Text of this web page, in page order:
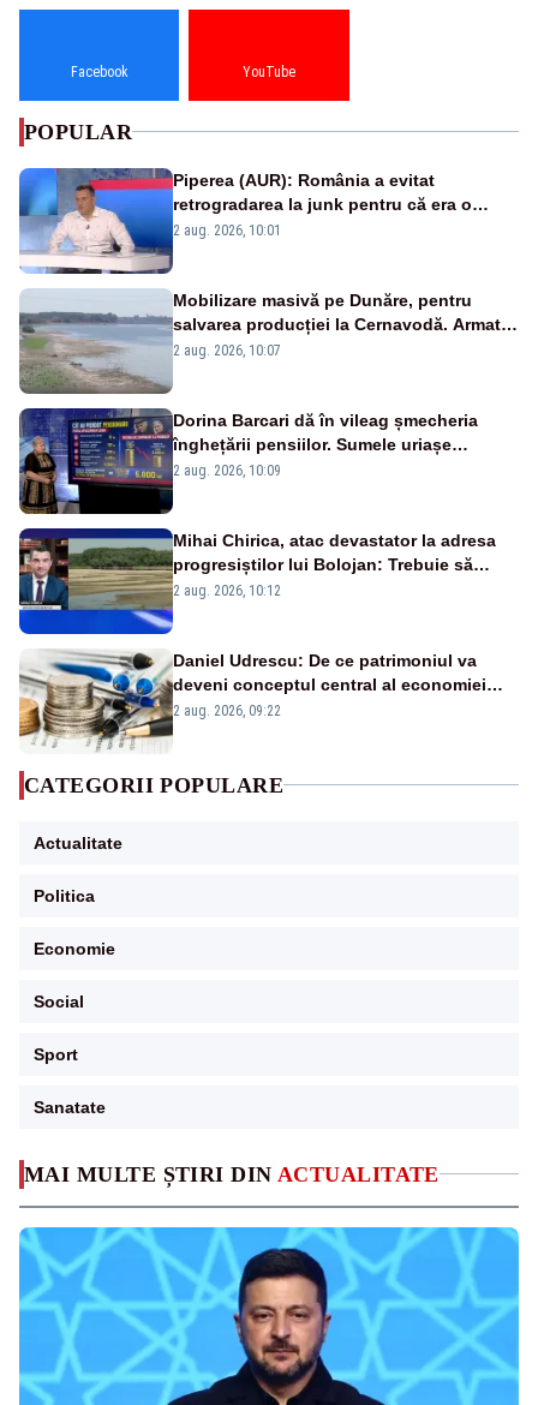
MAI MULTE ȘTIRI DIN ACTUALITATE
Facebook YouTube
POPULAR
Piperea (AUR): România a evitat
retrogradarea la junk pentru că era o
catastrofă pentru bănci și fondurile de
2 aug. 2026, 10:01
Mobilizare masivă pe Dunăre, pentru
salvarea producției la Cernavodă. Armata
va detona o stâncă și va devia apa
2 aug. 2026, 10:07
Dorina Barcari dă în vileag șmecheria
înghețării pensiilor. Sumele uriașe
pierdute de fiecare român
2 aug. 2026, 10:09
Mihai Chirica, atac devastator la adresa
progresiștilor lui Bolojan: Trebuie să
protejăm și natura, dar nu șținem omaneii
2 aug. 2026, 10:12
Daniel Udrescu: De ce patrimoniul va
deveni conceptul central al economiei
viitoare?
2 aug. 2026, 09:22
CATEGORII POPULARE
Actualitate
Politica
Economie
Social
Sport
Sanatate